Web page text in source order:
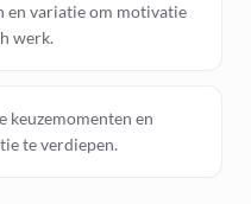
en variatie om motivatie
werk.
keuzemomenten en
te verdiepen.